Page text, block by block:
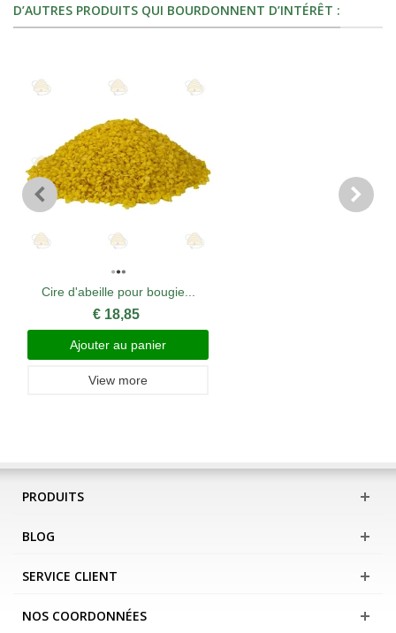
D’AUTRES PRODUITS QUI BOURDONNENT D’INTÉRÊT :
Cire d'abeille pour bougie...
€ 18,85
Ajouter au panier
View more
PRODUITS
BLOG
SERVICE CLIENT
NOS COORDONNÉES